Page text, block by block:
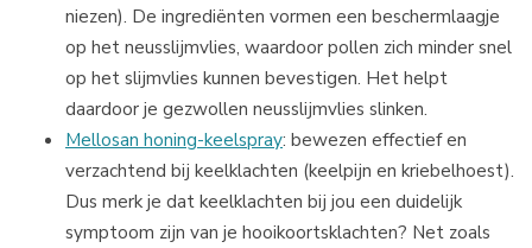
niezen). De ingrediënten vormen een beschermlaagje
op het neusslijmvlies, waardoor pollen zich minder snel
op het slijmvlies kunnen bevestigen. Het helpt
daardoor je gezwollen neusslijmvlies slinken.
Mellosan honing-keelspray: bewezen effectief en
verzachtend bij keelklachten (keelpijn en kriebelhoest).
Dus merk je dat keelklachten bij jou een duidelijk
symptoom zijn van je hooikoortsklachten? Net zoals